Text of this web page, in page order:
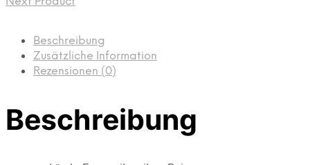
Beschreibung
Zusätzliche Information
Rezensionen (0)
Beschreibung